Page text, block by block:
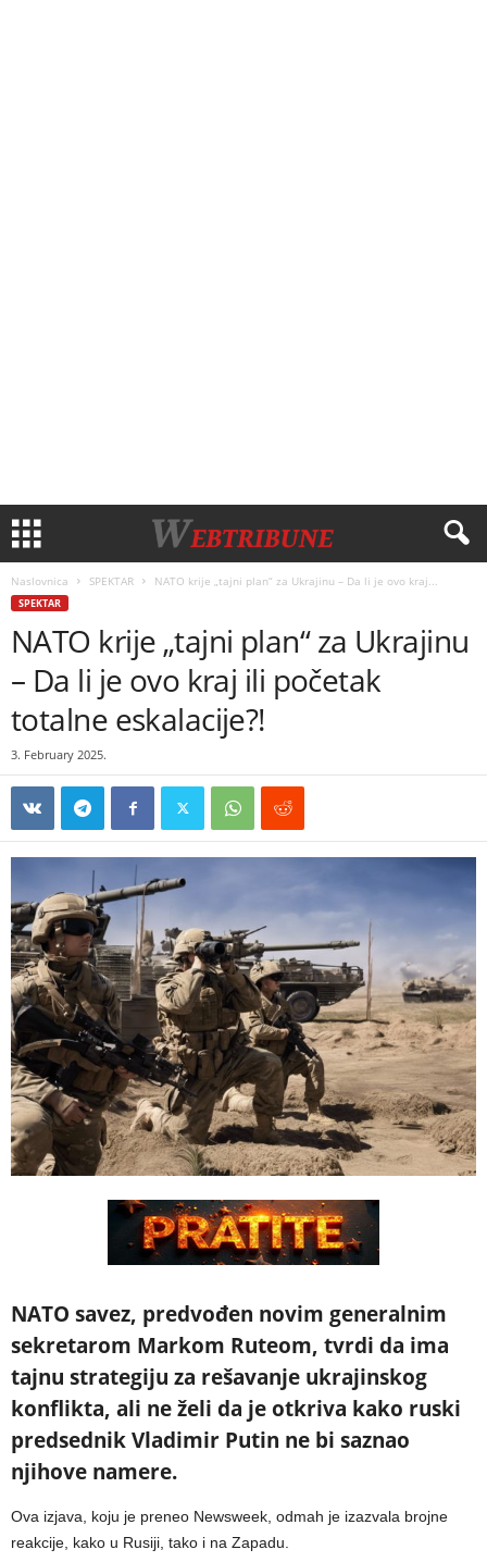
Naslovnica SPEKTAR NATO krije „tajni plan“ za Ukrajinu – Da li je ovo kraj...
SPEKTAR
NATO krije „tajni plan“ za Ukrajinu
– Da li je ovo kraj ili početak
totalne eskalacije?!
3. February 2025.
NATO savez, predvođen novim generalnim
sekretarom Markom Ruteom, tvrdi da ima
tajnu strategiju za rešavanje ukrajinskog
konflikta, ali ne želi da je otkriva kako ruski
predsednik Vladimir Putin ne bi saznao
njihove namere.
Ova izjava, koju je preneo Newsweek, odmah je izazvala brojne
reakcije, kako u Rusiji, tako i na Zapadu.